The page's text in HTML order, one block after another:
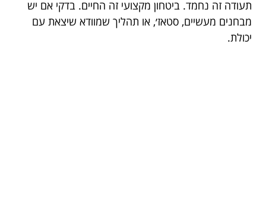
תעודה זה נחמד. ביטחון מקצועי זה החיים. בדקי אם יש
מבחנים מעשיים, סטאז׳, או תהליך שמוודא שיצאת עם
יכולת.